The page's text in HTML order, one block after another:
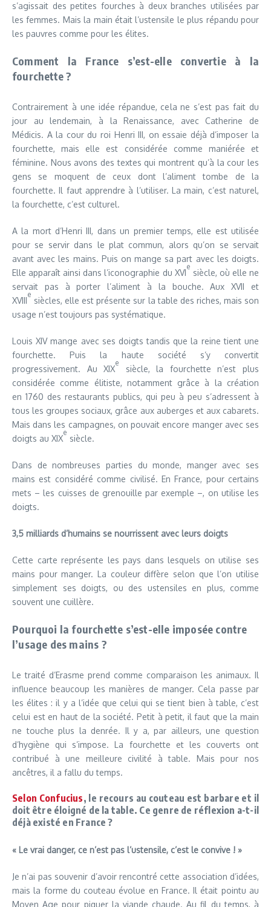
s’agissait des petites fourches à deux branches utilisées par
les femmes. Mais la main était l’ustensile le plus répandu pour
les pauvres comme pour les élites.
Comment la France s’est-elle convertie à la
fourchette ?
Contrairement à une idée répandue, cela ne s’est pas fait du
jour au lendemain, à la Renaissance, avec Catherine de
Médicis. A la cour du roi Henri III, on essaie déjà d’imposer la
fourchette, mais elle est considérée comme maniérée et
féminine. Nous avons des textes qui montrent qu’à la cour les
gens se moquent de ceux dont l’aliment tombe de la
fourchette. Il faut apprendre à l’utiliser. La main, c’est naturel,
la fourchette, c’est culturel.
A la mort d’Henri III, dans un premier temps, elle est utilisée
pour se servir dans le plat commun, alors qu’on se servait
avant avec les mains. Puis on mange sa part avec les doigts.
Elle apparaît ainsi dans l’iconographie du XVI
e
siècle, où elle ne
servait pas à porter l’aliment à la bouche. Aux XVII et
XVIII
e
siècles, elle est présente sur la table des riches, mais son
usage n’est toujours pas systématique.
Louis XIV mange avec ses doigts tandis que la reine tient une
fourchette. Puis la haute société s’y convertit
progressivement. Au XIX
e
siècle, la fourchette n’est plus
considérée comme élitiste, notamment grâce à la création
en 1760 des restaurants publics, qui peu à peu s’adressent à
tous les groupes sociaux, grâce aux auberges et aux cabarets.
Mais dans les campagnes, on pouvait encore manger avec ses
doigts au XIX
e
siècle.
Dans de nombreuses parties du monde, manger avec ses
mains est considéré comme civilisé. En France, pour certains
mets – les cuisses de grenouille par exemple –, on utilise les
doigts.
3,5 milliards d’humains se nourrissent avec leurs doigts
Cette carte représente les pays dans lesquels on utilise ses
mains pour manger. La couleur diffère selon que l’on utilise
simplement ses doigts, ou des ustensiles en plus, comme
souvent une cuillère.
Pourquoi la fourchette s’est-elle imposée contre
l’usage des mains ?
Le traité d’Erasme prend comme comparaison les animaux. Il
influence beaucoup les manières de manger. Cela passe par
les élites : il y a l’idée que celui qui se tient bien à table, c’est
celui est en haut de la société. Petit à petit, il faut que la main
ne touche plus la denrée. Il y a, par ailleurs, une question
d’hygiène qui s’impose. La fourchette et les couverts ont
contribué à une meilleure civilité à table. Mais pour nos
ancêtres, il a fallu du temps.
Selon Confucius, le recours au couteau est barbare et il
doit être éloigné de la table. Ce genre de réflexion a-t-il
déjà existé en France ?
« Le vrai danger, ce n’est pas l’ustensile, c’est le convive ! »
Je n’ai pas souvenir d’avoir rencontré cette association d’idées,
mais la forme du couteau évolue en France. Il était pointu au
Moyen Age pour piquer la viande chaude. Au fil du temps, à